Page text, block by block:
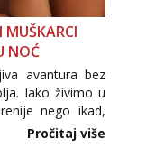
MUŠKARCI
NOĆ
avantura bez
Iako živimo u
nego ikad,
rasprave. Što
Pročitaj više